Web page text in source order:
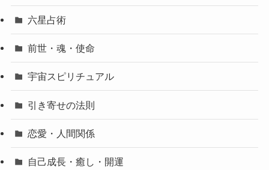
六星占術
前世・魂・使命
宇宙スピリチュアル
引き寄せの法則
恋愛・人間関係
自己成長・癒し・開運